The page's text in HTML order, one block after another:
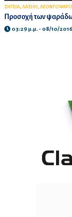
ΣΗΤΕΙΑ, ΛΑΣΙΘΙ , ΛΕΟΝΤΟΨΑΡΟ
Προσοχή των
03:29 μ.μ. - 08/10/2016